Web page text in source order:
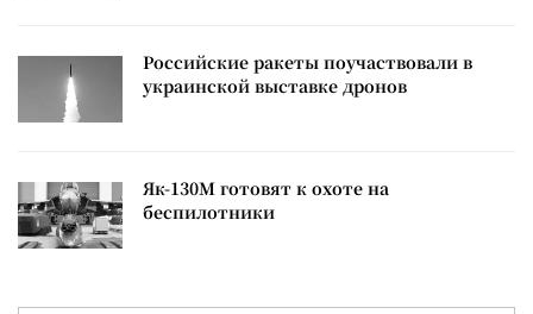
Российские ракеты поучаствовали в
украинской выставке дронов
Як-130М готовят к охоте на
беспилотники